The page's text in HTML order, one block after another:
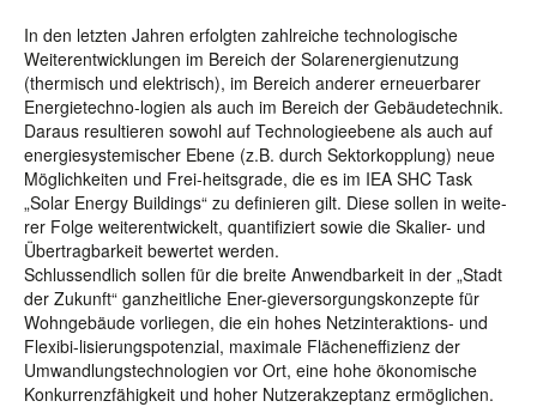
In den letzten Jahren erfolgten zahlreiche technologische
Weiterentwicklungen im Bereich der Solarenergienutzung
(thermisch und elektrisch), im Bereich anderer erneuerbarer
Energietechno-logien als auch im Bereich der Gebäudetechnik.
Daraus resultieren sowohl auf Technologieebene als auch auf
energiesystemischer Ebene (z.B. durch Sektorkopplung) neue
Möglichkeiten und Frei-heitsgrade, die es im IEA SHC Task
„Solar Energy Buildings“ zu definieren gilt. Diese sollen in weite-
rer Folge weiterentwickelt, quantifiziert sowie die Skalier- und
Übertragbarkeit bewertet werden.
Schlussendlich sollen für die breite Anwendbarkeit in der „Stadt
der Zukunft“ ganzheitliche Ener-gieversorgungskonzepte für
Wohngebäude vorliegen, die ein hohes Netzinteraktions- und
Flexibi-lisierungspotenzial, maximale Flächeneffizienz der
Umwandlungstechnologien vor Ort, eine hohe ökonomische
Konkurrenzfähigkeit und hoher Nutzerakzeptanz ermöglichen.